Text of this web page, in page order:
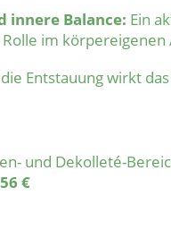
innere Balance: Ein
im
Entstauung wirkt
und Dekolleté-
56 €